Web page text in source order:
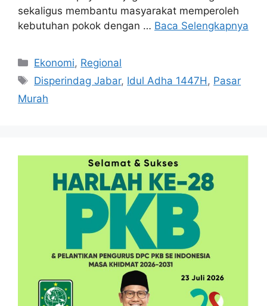
sekaligus membantu masyarakat memperoleh
kebutuhan pokok dengan … Baca Selengkapnya
Kategori
Ekonomi, Regional
Tag
Disperindag Jabar, Idul Adha 1447H , Pasar
Murah